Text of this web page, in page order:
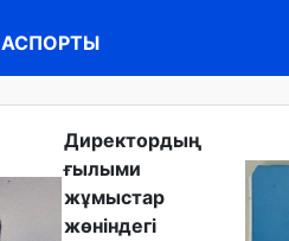
Директордың
ғылыми
жұмыстар
жөніндегі